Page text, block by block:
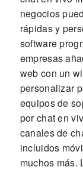
negocios
rápidas y
software
empresas
web con un
personalizar
equipos de
por chat en
canales de
incluidos
muchos más.